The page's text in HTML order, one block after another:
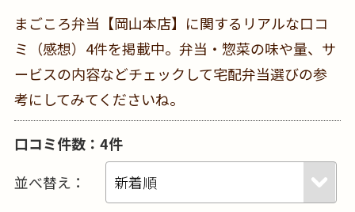
まごころ弁当【岡山本店】に関するリアルな口コ
ミ（感想）4件を掲載中。弁当・惣菜の味や量、サ
ービスの内容などチェックして宅配弁当選びの参
考にしてみてくださいね。
口コミ件数：4件
並べ替え：